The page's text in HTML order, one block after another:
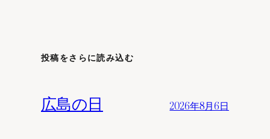
投稿をさらに読み込む
広島の日 2026年8月6日